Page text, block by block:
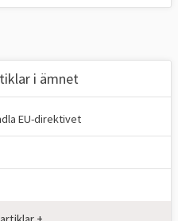
i ämnet
EU-direktivet